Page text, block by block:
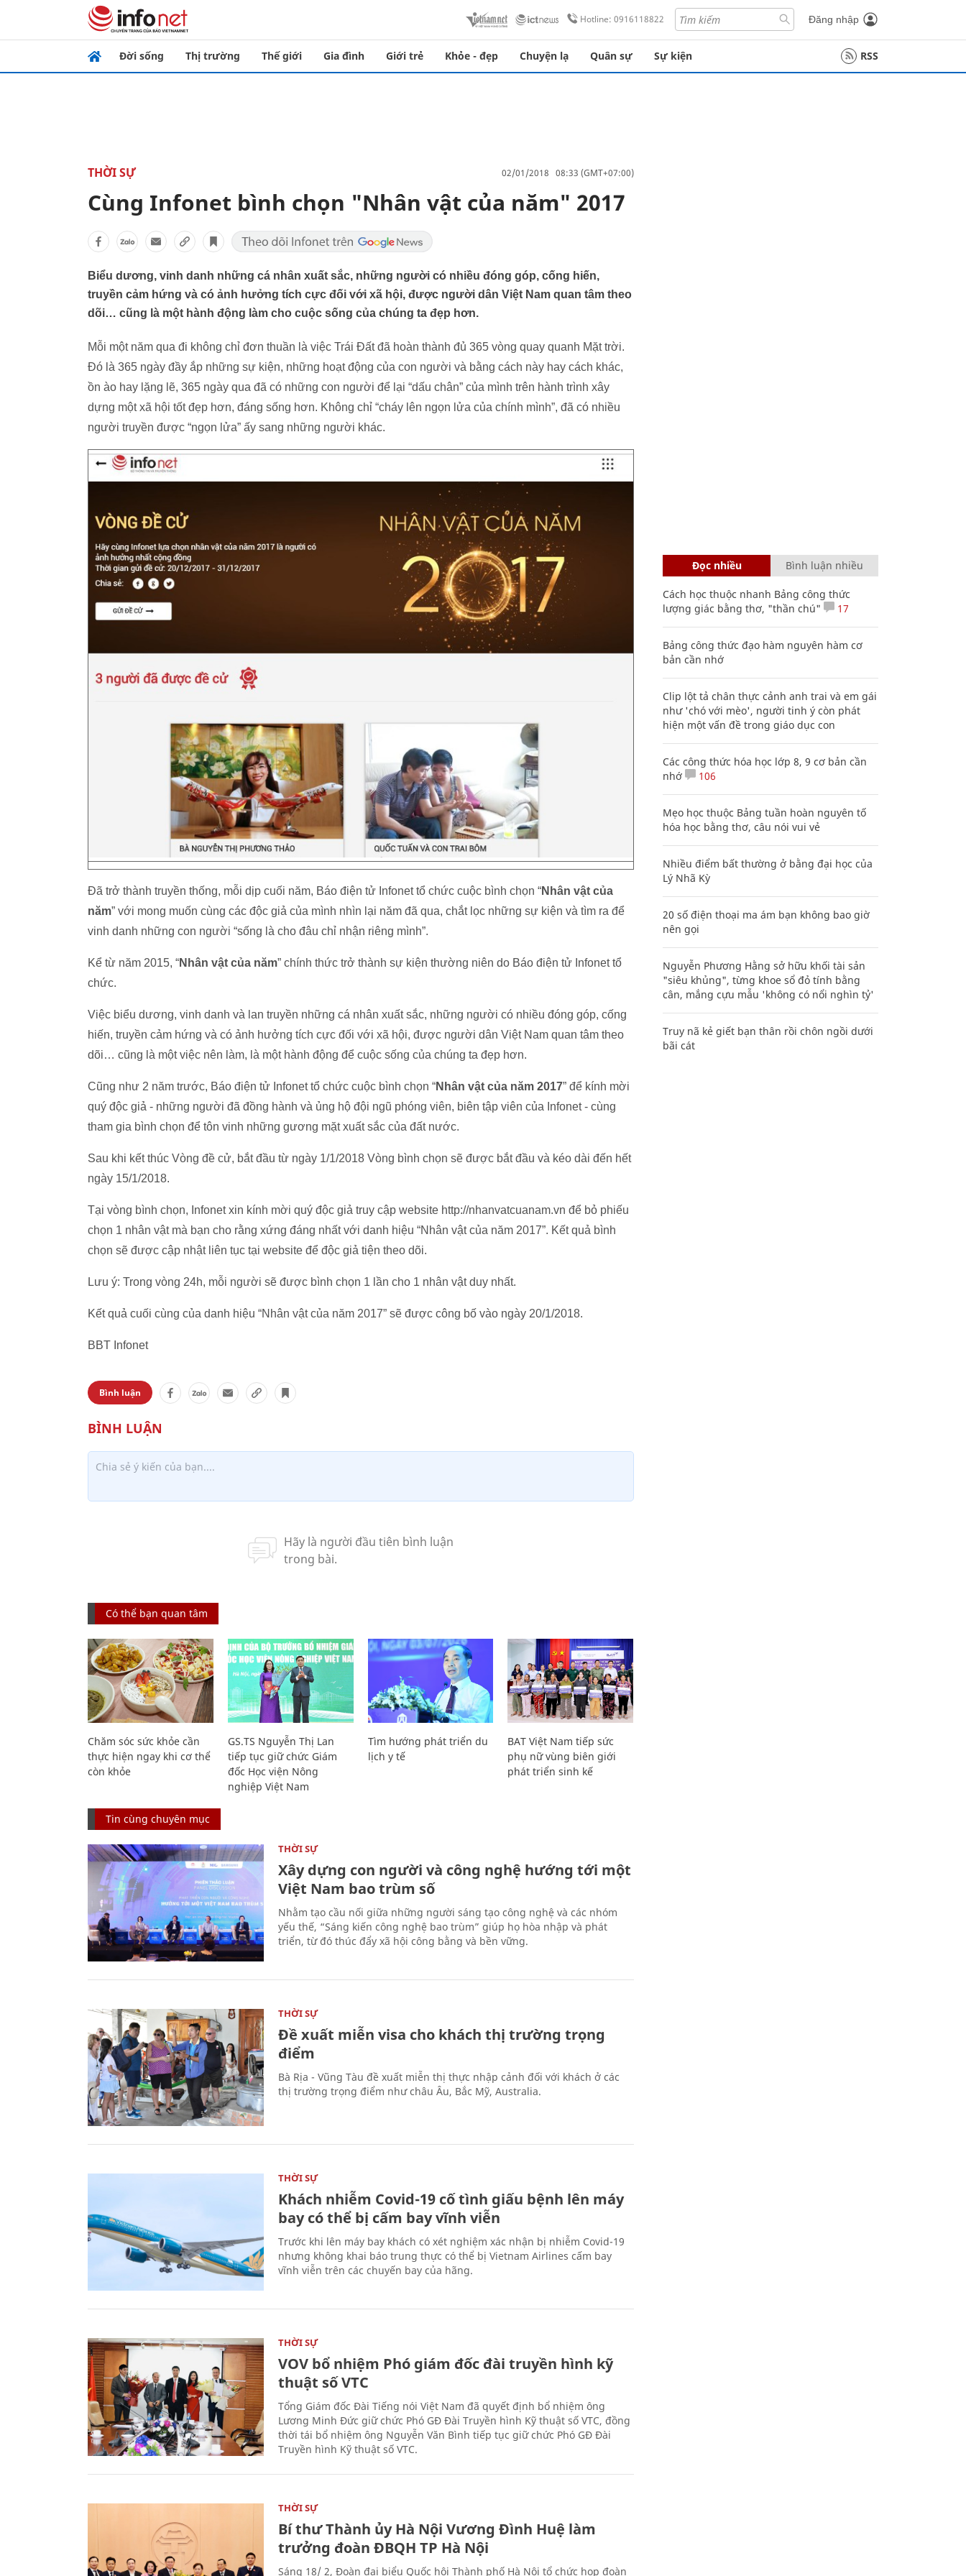
Hotline: 0916118822 Đăng nhập
Đời sống Thị trường Thế giới Gia đình Giới trẻ Khỏe - đẹp Chuyện lạ Quân sự Sự kiện RSS
THỜI SỰ 02/01/2018 08:33 (GMT+07:00)
Cùng Infonet bình chọn "Nhân vật của năm" 2017
Biểu dương, vinh danh những cá nhân xuất sắc, những người có nhiều đóng góp, cống hiến,
truyền cảm hứng và có ảnh hưởng tích cực đối với xã hội, được người dân Việt Nam quan tâm theo
dõi… cũng là một hành động làm cho cuộc sống của chúng ta đẹp hơn.
Mỗi một năm qua đi không chỉ đơn thuần là việc Trái Đất đã hoàn thành đủ 365 vòng quay quanh Mặt trời.
Đó là 365 ngày đầy ắp những sự kiện, những hoạt động của con người và bằng cách này hay cách khác,
ồn ào hay lặng lẽ, 365 ngày qua đã có những con người để lại “dấu chân” của mình trên hành trình xây
dựng một xã hội tốt đẹp hơn, đáng sống hơn. Không chỉ “cháy lên ngọn lửa của chính mình”, đã có nhiều
người truyền được “ngọn lửa” ấy sang những người khác.
Đã trở thành truyền thống, mỗi dịp cuối năm, Báo điện tử Infonet tổ chức cuộc bình chọn “Nhân vật của
năm” với mong muốn cùng các độc giả của mình nhìn lại năm đã qua, chắt lọc những sự kiện và tìm ra để
vinh danh những con người “sống là cho đâu chỉ nhận riêng mình”.
Kể từ năm 2015, “Nhân vật của năm” chính thức trở thành sự kiện thường niên do Báo điện tử Infonet tổ
chức.
Việc biểu dương, vinh danh và lan truyền những cá nhân xuất sắc, những người có nhiều đóng góp, cống
hiến, truyền cảm hứng và có ảnh hưởng tích cực đối với xã hội, được người dân Việt Nam quan tâm theo
dõi… cũng là một việc nên làm, là một hành động để cuộc sống của chúng ta đẹp hơn.
Cũng như 2 năm trước, Báo điện tử Infonet tổ chức cuộc bình chọn “Nhân vật của năm 2017” để kính mời
quý độc giả - những người đã đồng hành và ủng hộ đội ngũ phóng viên, biên tập viên của Infonet - cùng
tham gia bình chọn để tôn vinh những gương mặt xuất sắc của đất nước.
Sau khi kết thúc Vòng đề cử, bắt đầu từ ngày 1/1/2018 Vòng bình chọn sẽ được bắt đầu và kéo dài đến hết
ngày 15/1/2018.
Tại vòng bình chọn, Infonet xin kính mời quý độc giả truy cập website http://nhanvatcuanam.vn để bỏ phiếu
chọn 1 nhân vật mà bạn cho rằng xứng đáng nhất với danh hiệu “Nhân vật của năm 2017”. Kết quả bình
chọn sẽ được cập nhật liên tục tại website để độc giả tiện theo dõi.
Lưu ý: Trong vòng 24h, mỗi người sẽ được bình chọn 1 lần cho 1 nhân vật duy nhất.
Kết quả cuối cùng của danh hiệu “Nhân vật của năm 2017” sẽ được công bố vào ngày 20/1/2018.
BBT Infonet
Bình luận
Có thể bạn quan tâm
Chăm sóc sức khỏe cần
thực hiện ngay khi cơ thể
còn khỏe
GS.TS Nguyễn Thị Lan
tiếp tục giữ chức Giám
đốc Học viện Nông
nghiệp Việt Nam
Tìm hướng phát triển du
lịch y tế
BAT Việt Nam tiếp sức
phụ nữ vùng biên giới
phát triển sinh kế
Tin cùng chuyên mục
THỜI SỰ
Xây dựng con người và công nghệ hướng tới một
Việt Nam bao trùm số
Nhằm tạo cầu nối giữa những người sáng tạo công nghệ và các nhóm
yếu thế, “Sáng kiến công nghệ bao trùm” giúp họ hòa nhập và phát
triển, từ đó thúc đẩy xã hội công bằng và bền vững.
THỜI SỰ
Đề xuất miễn visa cho khách thị trường trọng
điểm
Bà Rịa - Vũng Tàu đề xuất miễn thị thực nhập cảnh đối với khách ở các
thị trường trọng điểm như châu Âu, Bắc Mỹ, Australia.
THỜI SỰ
Khách nhiễm Covid-19 cố tình giấu bệnh lên máy
bay có thể bị cấm bay vĩnh viễn
Trước khi lên máy bay khách có xét nghiệm xác nhận bị nhiễm Covid-19
nhưng không khai báo trung thực có thể bị Vietnam Airlines cấm bay
vĩnh viễn trên các chuyến bay của hãng.
THỜI SỰ
VOV bổ nhiệm Phó giám đốc đài truyền hình kỹ
thuật số VTC
Tổng Giám đốc Đài Tiếng nói Việt Nam đã quyết định bổ nhiệm ông
Lương Minh Đức giữ chức Phó GĐ Đài Truyền hình Kỹ thuật số VTC, đồng
thời tái bổ nhiệm ông Nguyễn Văn Bình tiếp tục giữ chức Phó GĐ Đài
Truyền hình Kỹ thuật số VTC.
THỜI SỰ
Bí thư Thành ủy Hà Nội Vương Đình Huệ làm
trưởng đoàn ĐBQH TP Hà Nội
Sáng 18/ 2, Đoàn đại biểu Quốc hội Thành phố Hà Nội tổ chức họp đoàn
Đọc nhiều Bình luận nhiều
Cách học thuộc nhanh Bảng công thức
lượng giác bằng thơ, "thần chú"
17
Bảng công thức đạo hàm nguyên hàm cơ
bản cần nhớ
Clip lột tả chân thực cảnh anh trai và em gái
như 'chó với mèo', người tinh ý còn phát
hiện một vấn đề trong giáo dục con
Các công thức hóa học lớp 8, 9 cơ bản cần
nhớ
106
Mẹo học thuộc Bảng tuần hoàn nguyên tố
hóa học bằng thơ, câu nói vui vẻ
Nhiều điểm bất thường ở bằng đại học của
Lý Nhã Kỳ
20 số điện thoại ma ám bạn không bao giờ
nên gọi
Nguyễn Phương Hằng sở hữu khối tài sản
"siêu khủng", từng khoe sổ đỏ tính bằng
cân, mắng cựu mẫu 'không có nổi nghìn tỷ'
Truy nã kẻ giết bạn thân rồi chôn ngồi dưới
bãi cát